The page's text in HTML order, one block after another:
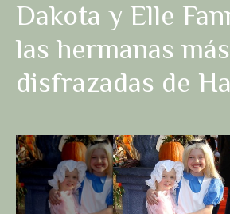
Dakota y Elle
las hermanas
disfrazadas de